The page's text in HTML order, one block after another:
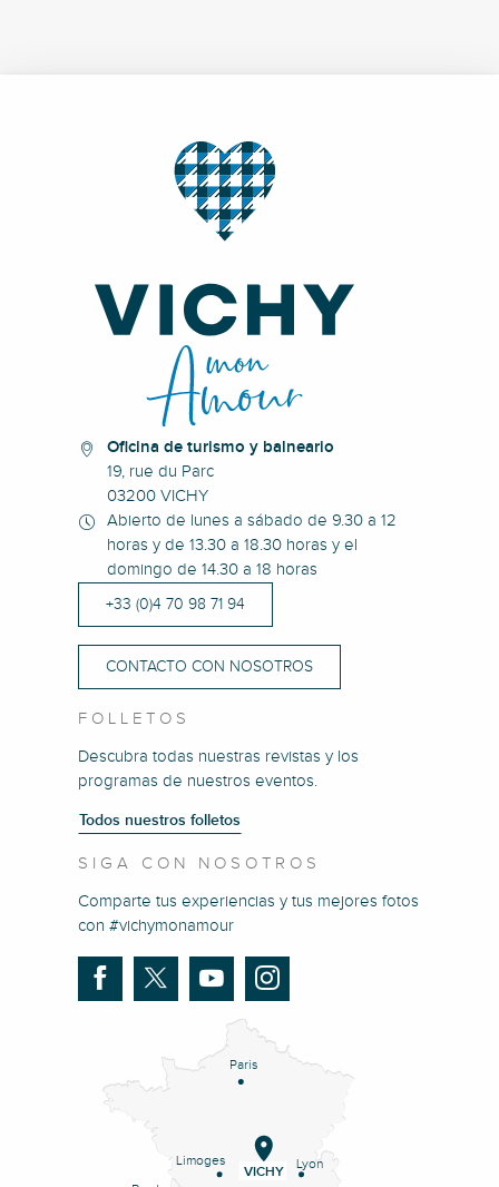
Oficina de turismo y balneario
19, rue du Parc
03200 VICHY
Abierto de lunes a sábado de 9.30 a 12
horas y de 13.30 a 18.30 horas y el
domingo de 14.30 a 18 horas
+33 (0)4 70 98 71 94
CONTACTO CON NOSOTROS
FOLLETOS
Descubra todas nuestras revistas y los
programas de nuestros eventos.
Todos nuestros folletos
SIGA CON NOSOTROS
Comparte tus experiencias y tus mejores fotos
con #vichymonamour
Paris
Lyon
Limoges
VICHY